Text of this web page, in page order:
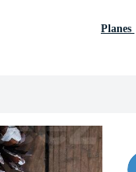
Planes